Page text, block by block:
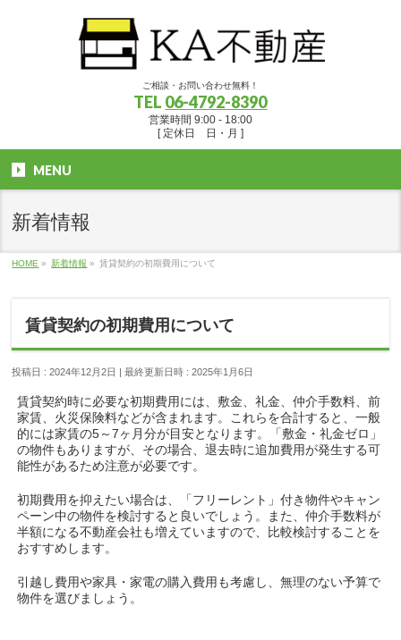
ご相談・お問い合わせ無料！
TEL 06-4792-8390
営業時間 9:00 - 18:00
[ 定休日 日・月 ]
MENU
新着情報
HOME » 新着情報 » 賃貸契約の初期費用について
賃貸契約の初期費用について
投稿日 : 2024年12月2日 最終更新日時 : 2025年1月6日
賃貸契約時に必要な初期費用には、敷金、礼金、仲介手数料、前
家賃、火災保険料などが含まれます。これらを合計すると、一般
的には家賃の5～7ヶ月分が目安となります。「敷金・礼金ゼロ」
の物件もありますが、その場合、退去時に追加費用が発生する可
能性があるため注意が必要です。
初期費用を抑えたい場合は、「フリーレント」付き物件やキャン
ペーン中の物件を検討すると良いでしょう。また、仲介手数料が
半額になる不動産会社も増えていますので、比較検討することを
おすすめします。
引越し費用や家具・家電の購入費用も考慮し、無理のない予算で
物件を選びましょう。